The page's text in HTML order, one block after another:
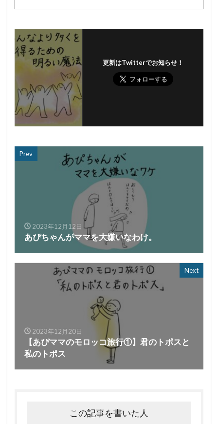
更新はTwitterでお知らせ！
Prev
2023年12月12日
あぴちゃんがママを大嫌いなわけ。
Next
2023年12月20日
【あぴママのモロッコ旅行①】君のトポスと
私のトポス
この記事を書いた人